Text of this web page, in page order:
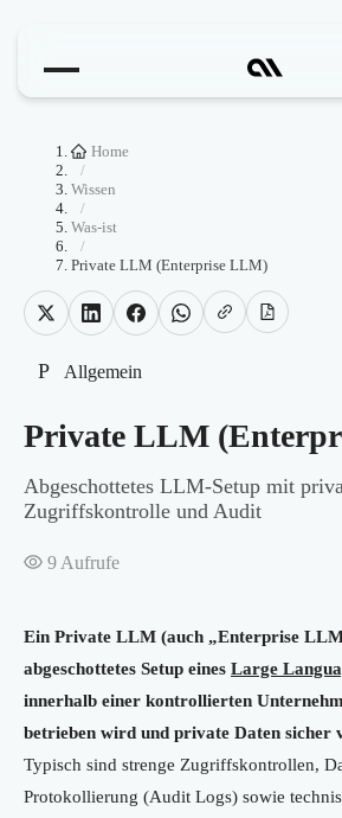
Home
/
Wissen
/
Was-ist
/
Private LLM (Enterprise LLM)
P Allgemein
Private LLM
Abgeschottetes LLM-Setup mit
Zugriffskontrolle und Audit
9 Aufrufe
Ein Private LLM (auch „Enterprise
abgeschottetes Setup eines Large
innerhalb einer kontrollierten
betrieben wird und private Daten sicher
Typisch sind strenge Zugriffskontrollen,
Protokollierung (Audit Logs) sowie